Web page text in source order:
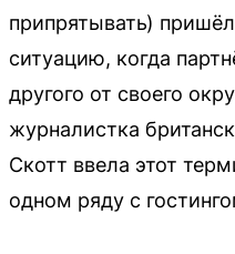
припрятывать)
ситуацию, когда
другого от своего
журналистка
Скотт ввела этот
одном ряду с